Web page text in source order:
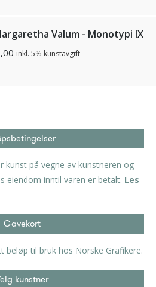
Valum - Monotypi IX
inkl. 5% kunstavgift
kunst på vegne av kunstneren og
eiendom inntil varen er betalt. Les
Gavekort
beløp til bruk hos Norske Grafikere.
kunstner